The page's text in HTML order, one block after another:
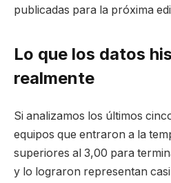
publicadas para la próxima
Lo que los datos
realmente
Si analizamos los últimos
equipos que entraron a la
superiores al 3,00 para
y lo lograron representan